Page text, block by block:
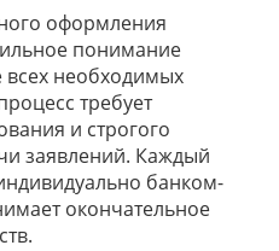
оформления
понимание
необходимых
требует
и строгого
заявлений. Каждый
банком-
окончательное